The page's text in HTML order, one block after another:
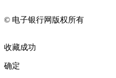
© 电子银行网版权所有
收藏成功
确定